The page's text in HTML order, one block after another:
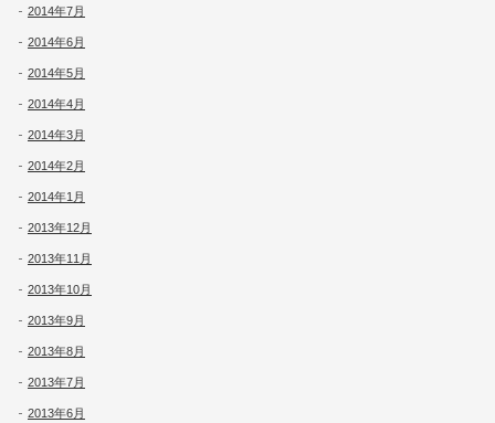
2014年7月
2014年6月
2014年5月
2014年4月
2014年3月
2014年2月
2014年1月
2013年12月
2013年11月
2013年10月
2013年9月
2013年8月
2013年7月
2013年6月